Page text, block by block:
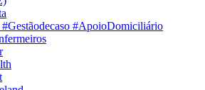
#Gestãodecaso #ApoioDomiciliário